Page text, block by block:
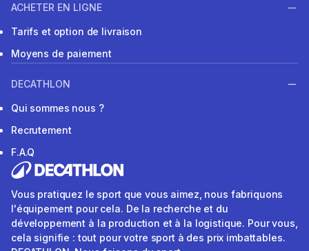
ACHETER EN LIGNE
Tarifs et option de livraison
Moyens de paiement
DECATHLON
Qui sommes nous ?
Recrutement
F.A.Q
Vous pratiquez le sport que vous aimez, nous fabriquons
l'équipement pour cela. De la recherche et du
développement à la production et à la logistique. Pour vous,
cela signifie : tout pour votre sport à des prix imbattables.